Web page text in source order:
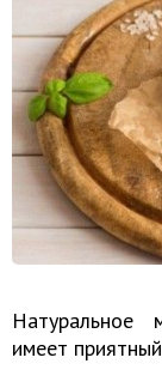
Натуральное
имеет